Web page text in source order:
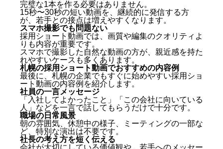
完璧な1本を作る必要はありません。
15秒〜30秒の短い動画を、継続的に発信する方
が、若手との接点は増えやすくなります。
スマホ撮影でも問題ない
採用ショート動画では、画質や編集のクオリティよ
りも内容が重要です。
スマホで撮影した自然な動画の方が、親近感を持た
れやすいケースも多くあります。
札幌の採用ショート動画でおすすめの内容例
最後に、札幌の企業でもすぐに始めやすい採用ショ
ート動画の内容例を紹介します。
社員の一言メッセージ
「入社してよかったこと」「この会社に向いている
人」などを一言で話してもらうだけで十分です。
職場の日常風景
朝の雰囲気、休憩中の様子、ミーティングの一部な
ど、特別な演出は不要です。
社長の考え方を短く伝える
短く、継続的に発信する
スマホ撮影でも問題ない
札幌の採用ショート動画でおすすめの内容例
社員の一言メッセージ
職場の日常風景
社長の考え方を短く伝える
まとめ：札幌の採用はショート動画で変えられる
よくある質問（Q&A）
Q. 札幌の中小企業でも採用ショート動画は効果が
ありますか？
Q. どのSNSで採用ショート動画を出すのが良いで
すか？
Q. どれくらいの頻度で投稿すべきですか？